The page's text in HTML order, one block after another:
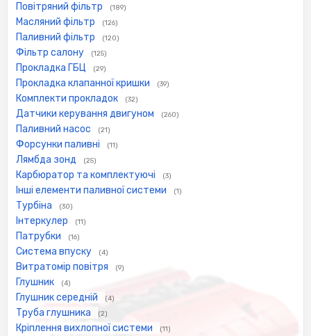
Повітряний фільтр (189)
Масляний фільтр (126)
Паливний фільтр (120)
Фільтр салону (125)
Прокладка ГБЦ (29)
Прокладка клапанної кришки (39)
Комплекти прокладок (32)
Датчики керування двигуном (260)
Паливний насос (21)
Форсунки паливні (11)
Лямбда зонд (25)
Карбюратор та комплектуючі (3)
Інші елементи паливної системи (1)
Турбіна (30)
Інтеркулер (11)
Патрубки (16)
Система впуску (4)
Витратомір повітря (9)
Глушник (4)
Глушник середній (4)
Труба глушника (2)
Кріплення вихлопної системи (11)